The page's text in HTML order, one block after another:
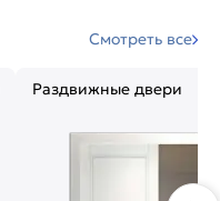
Смотреть все
Раздвижные двери